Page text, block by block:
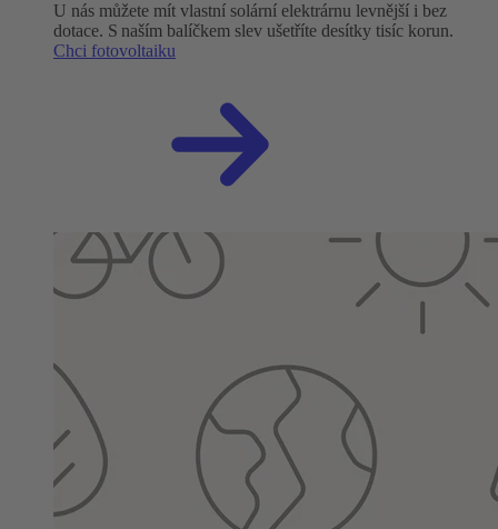
U nás můžete mít vlastní solární elektrárnu levnější i bez
dotace. S naším balíčkem slev ušetříte desítky tisíc korun.
Chci fotovoltaiku